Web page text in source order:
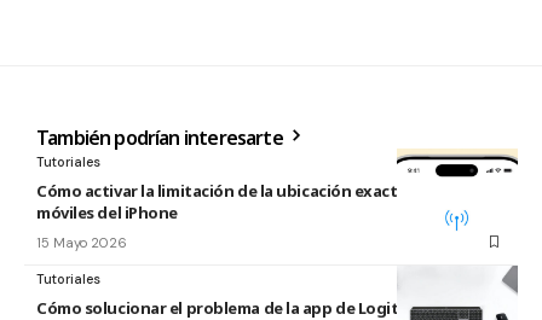
También podrían interesarte
Tutoriales
Cómo activar la limitación de la ubicación exacta para redes
móviles del iPhone
15 Mayo 2026
Tutoriales
Cómo solucionar el problema de la app de Logitech para Mac